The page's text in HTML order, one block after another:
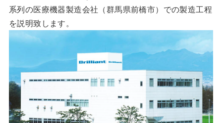
系列の医療機器製造会社（群馬県前橋市）での製造工程
を説明致します。